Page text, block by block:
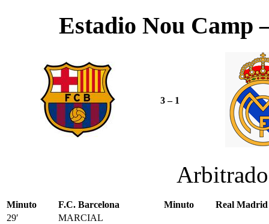
Estadio Nou Camp
3 – 1
Minuto F.C. Barcelona Minuto
Real Madrid
29′
MARCIAL